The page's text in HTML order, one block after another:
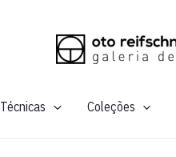
Técnicas Coleções